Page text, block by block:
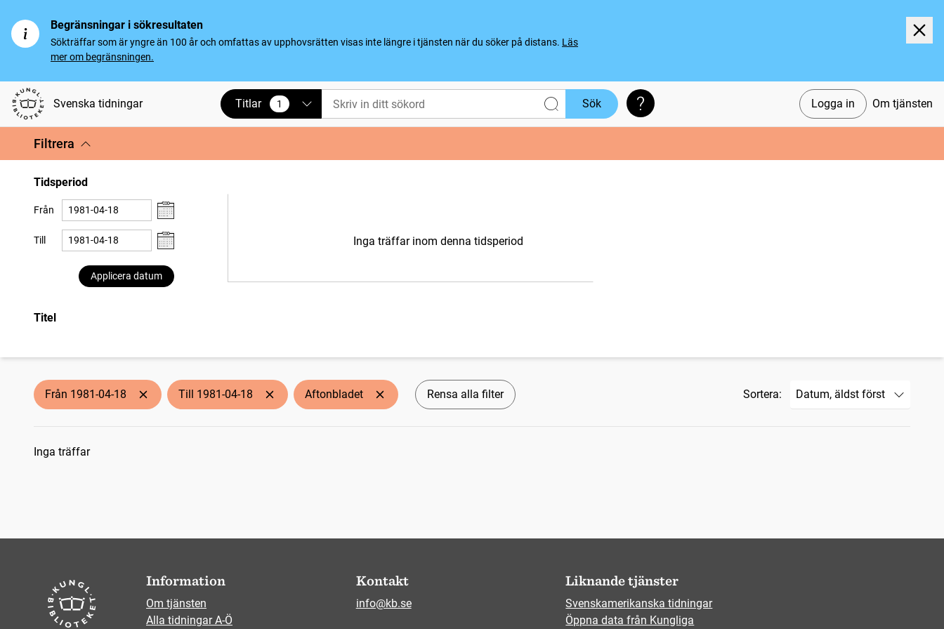
Begränsningar i sökresultaten
Sökträffar som är yngre än 100 år och omfattas av upphovsrätten visas inte längre i tjänsten när du söker på distans. Läs
mer om begränsningen.
Svenska tidningar Logga in Om tjänsten
Titlar 1
vald Sök Söktips
Filtrera
Tidsperiod
Från
Till
Applicera datum
Inga träffar inom denna tidsperiod
Titel
Från 1981-04-18 Till 1981-04-18 Aftonbladet Rensa alla filter Sortera:
Sökresultat
Inga träffar
Information
Om tjänsten
Alla tidningar A-Ö
Kontakt
info@kb.se
Liknande tjänster
Svenskamerikanska tidningar
Öppna data från Kungliga